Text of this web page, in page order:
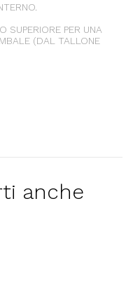
SUPERIORE PER UNA
(DAL TALLONE
anche